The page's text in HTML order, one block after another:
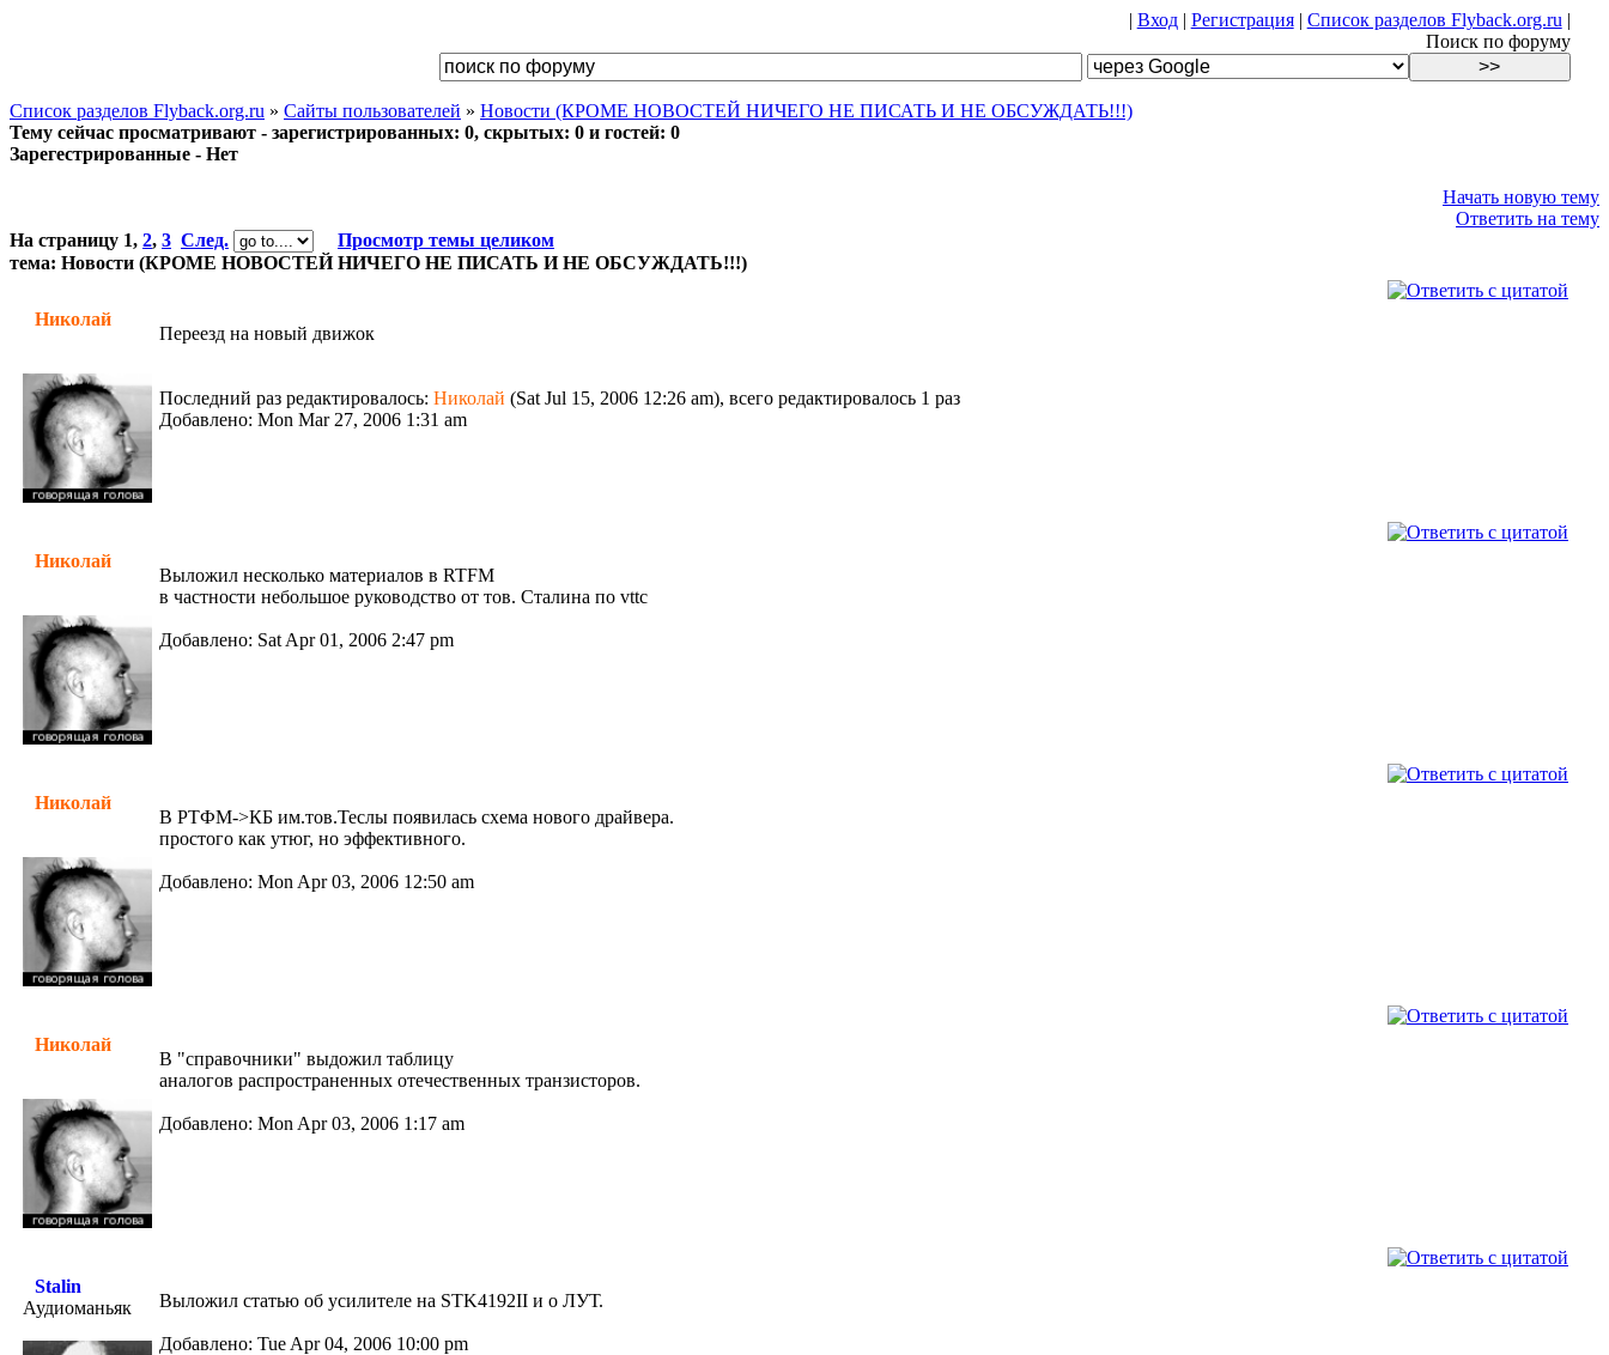
| Вход| Регистрация| Список разделов Flyback.org.ru |
Поиск по форуму
Список разделов Flyback.org.ru » Сайты пользователей » Новости (КРОМЕ НОВОСТЕЙ НИЧЕГО НЕ ПИСАТЬ И НЕ ОБСУЖДАТЬ!!!)
Тему сейчас просматривают - зарегистрированных: 0, скрытых: 0 и гостей: 0
Зарегестрированные - Нет
Начать новую тему
Ответить на тему
На страницу 1, 2, 3 След.
Просмотр темы целиком
тема: Новости (КРОМЕ НОВОСТЕЙ НИЧЕГО НЕ ПИСАТЬ И НЕ ОБСУЖДАТЬ!!!)
Николай
Переезд на новый движок
Последний раз редактировалось: Николай (Sat Jul 15, 2006 12:26 am), всего редактировалось 1 раз
Добавлено: Mon Mar 27, 2006 1:31 am
Николай
Выложил несколько материалов в RTFM
в частности небольшое руководство от тов. Сталина по vttc
Добавлено: Sat Apr 01, 2006 2:47 pm
Николай
В РТФМ->КБ им.тов.Теслы появилась схема нового драйвера.
простого как утюг, но эффективного.
Добавлено: Mon Apr 03, 2006 12:50 am
Николай
В "справочники" выдожил таблицу
аналогов распространенных отечественных транзисторов.
Добавлено: Mon Apr 03, 2006 1:17 am
Stalin
Аудиоманьяк
Выложил статью об усилителе на STK4192II и о ЛУТ.
Добавлено: Tue Apr 04, 2006 10:00 pm